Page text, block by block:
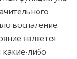
воспаление.
является
какие-либо